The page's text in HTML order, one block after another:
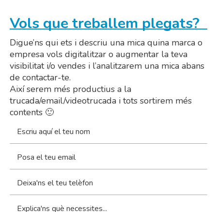
Vols que treballem plegats?
Digue’ns qui ets i descriu una mica quina marca o
empresa vols digitalitzar o augmentar la teva
visibilitat i/o vendes i l’analitzarem una mica abans
de contactar-te.
Així serem més productius a la
trucada/email/videotrucada i tots sortirem més
contents 🙂